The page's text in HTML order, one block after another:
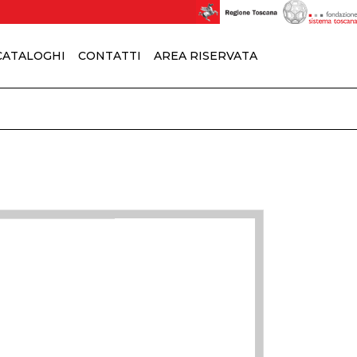
CONTATTI AREA RISERVATA